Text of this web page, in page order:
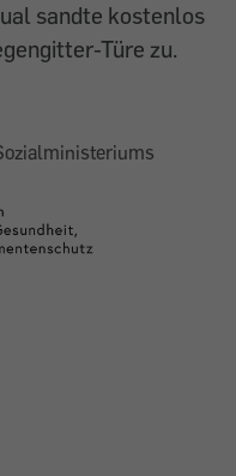
sandte kostenlos
Türe zu.